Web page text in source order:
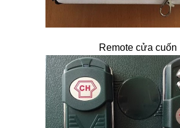
Remote cửa cuốn